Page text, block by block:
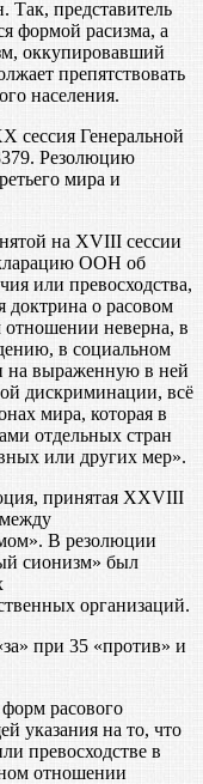
Так, представитель
формой расизма, а
оккупировавший
препятствовать
населения.
сессия Генеральной
Резолюцию
мира и
на XVIII сессии
ООН об
или превосходства,
доктрина о расовом
отношении неверна, в
в социальном
на выраженную в ней
дискриминации, всё
мира, которая в
отдельных стран
или других мер».
принятая XXVIII
В резолюции
сионизм» был
организаций.
при 35 «против» и
расового
указания на то, что
превосходстве в
отношении